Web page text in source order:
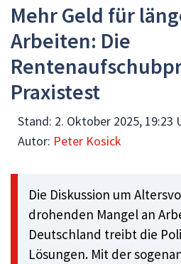
Mehr Geld für
Arbeiten: Die
Praxistest
Stand: 2. Oktober 2025, 19:23
Autor: Peter Kosick
Die Diskussion um
drohenden Mangel an
Deutschland treibt die
Lösungen. Mit der